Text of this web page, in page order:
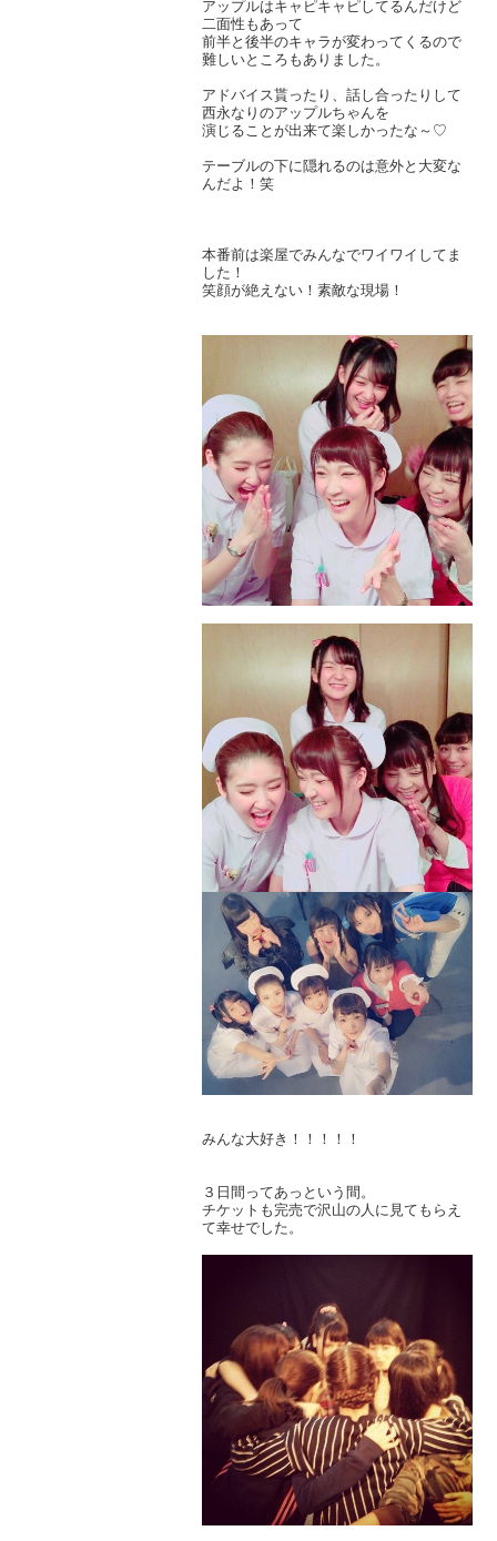
アップルはキャピキャピしてるんだけど
二面性もあって
前半と後半のキャラが変わってくるので
難しいところもありました。
アドバイス貰ったり、話し合ったりして
西永なりのアップルちゃんを
演じることが出来て楽しかったな～♡
テーブルの下に隠れるのは意外と大変な
んだよ！笑
本番前は楽屋でみんなでワイワイしてま
した！
笑顔が絶えない！素敵な現場！
みんな大好き！！！！！
３日間ってあっという間。
チケットも完売で沢山の人に見てもらえ
て幸せでした。